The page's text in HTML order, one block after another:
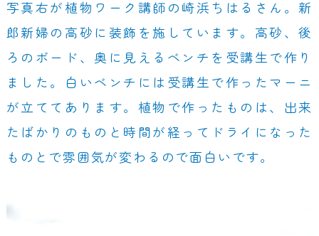
写真右が植物ワーク講師の崎浜ちはるさん。新
郎新婦の高砂に装飾を施しています。高砂、後
ろのボード、奥に見えるベンチを受講生で作り
ました。白いベンチには受講生で作ったマーニ
が立ててあります。植物で作ったものは、出来
たばかりのものと時間が経ってドライになった
ものとで雰囲気が変わるので面白いです。